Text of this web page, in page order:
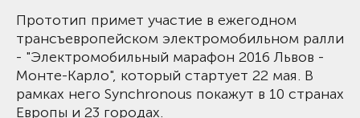
Прототип примет участие в ежегодном
трансъевропейском электромобильном ралли
- "Электромобильный марафон 2016 Львов -
Монте-Карло", который стартует 22 мая. В
рамках него Synchronous покажут в 10 странах
Европы и 23 городах.